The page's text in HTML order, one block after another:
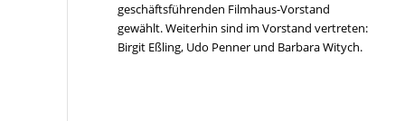
geschäftsführenden Filmhaus-Vorstand
gewählt. Weiterhin sind im Vorstand vertreten:
Birgit Eßling, Udo Penner und Barbara Witych.